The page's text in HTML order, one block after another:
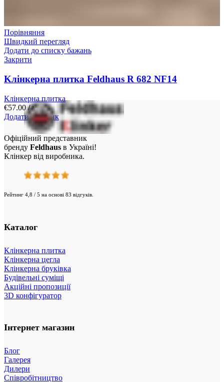
Порівняння
Швидкий перегляд
Додати до списку бажань
Закрити
Kлінкерна плитка Feldhaus R 682 NF14
Клінкерна плитка
€57.00/ м²
Додати у кошик
Офіційний представник
бренду Feldhaus в Україні!
Клінкер від виробника.
Рейтинг 4,8 / 5 на основі 83 відгуків.
Каталог
Клінкерна плитка
Клінкерна цегла
Клінкерна бруківка
Будівельні суміщі
Акційні пропозиції
3D конфігуратор
Інтернет магазин
Блог
Галерея
Дилери
Співробітництво